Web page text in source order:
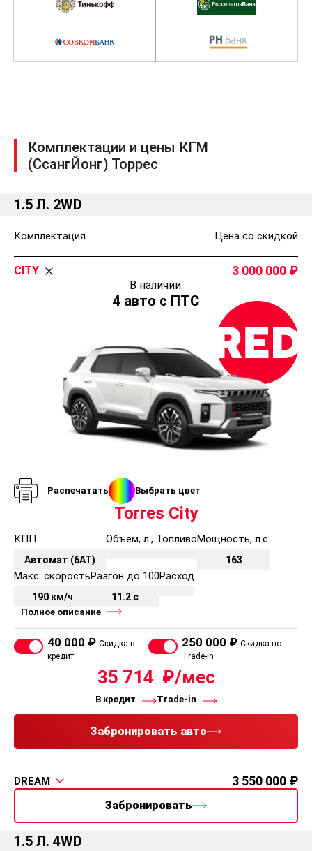
Комплектации и цены КГМ
(СсангЙонг) Торрес
1.5 Л. 2WD
Комплектация Цена со скидкой
CITY 3 000 000
В наличии:
4 авто с ПТС
Распечатать Выбрать цвет
Torres City
КПП
Автомат (6AT)
Объём, л., ТопливоМощность, л.с.
163
Макс. скорость
190 км/ч
Разгон до 100
11.2 с
Расход
Полное описание
40 000 ₽ Скидка в
кредит
250 000 ₽ Скидка по
Trade-in
35 714
В кредит Trade-in
Забронировать авто
DREAM 3 550 000
Забронировать
1.5 Л. 4WD